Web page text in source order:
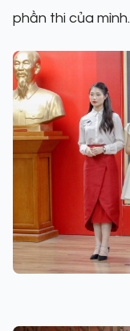
phần thi của mình.